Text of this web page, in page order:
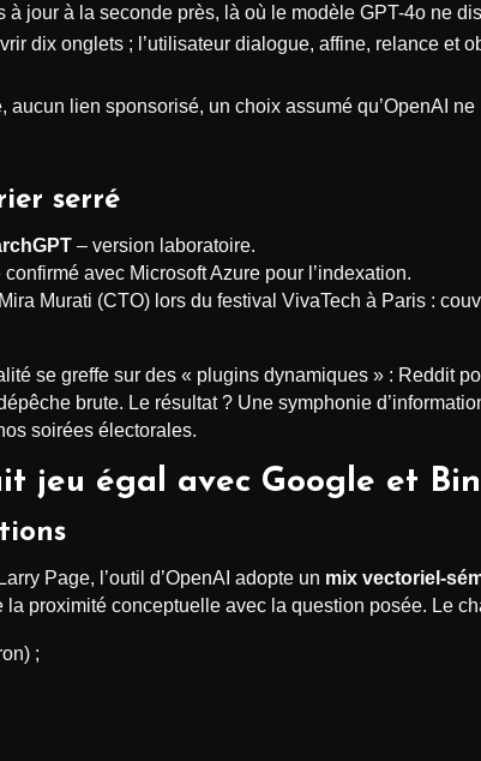
à jour à la seconde près, là où le modèle GPT-4o ne
dix onglets ; l’utilisateur dialogue, affine, relance et
aucun lien sponsorisé, un choix assumé qu’OpenAI
serré
– version laboratoire.
avec Microsoft Azure pour l’indexation.
Murati (CTO) lors du festival VivaTech à Paris :
se greffe sur des « plugins dynamiques » : Reddit
brute. Le résultat ? Une symphonie
soirées électorales.
jeu égal avec Google et
Page, l’outil d’OpenAI adopte un mix vectoriel-
proximité conceptuelle avec la question posée. Le
;